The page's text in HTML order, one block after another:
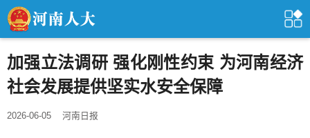
加强立法调研 强化刚性约束 为河南经济
社会发展提供坚实水安全保障
2026-06-05 河南日报